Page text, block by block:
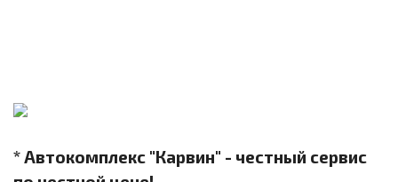
* Автокомплекс "Карвин" - честный сервис